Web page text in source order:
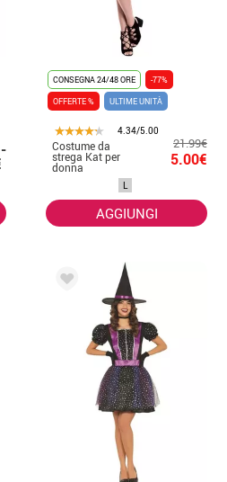
CONSEGNA 24/48 ORE
-77%
OFFERTE %
ULTIME UNITÀ
4.34/5.00
Costume da
strega Kat per
donna
21.99€
5.00€
L
AGGIUNGI